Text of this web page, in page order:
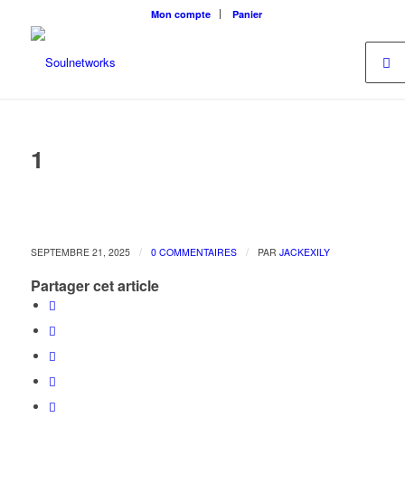
Mon compte Panier
1
SEPTEMBRE 21, 2025 / 0 COMMENTAIRES / PAR JACKEXILY
Partager cet article